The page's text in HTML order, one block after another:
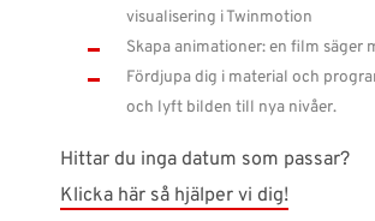
Suomi UK
visualisering i Twinmotion
Skapa animationer: en film säger
Fördjupa dig i material och
och lyft bilden till nya nivåer.
Hittar du inga datum som passar?
Klicka här så hjälper vi dig!